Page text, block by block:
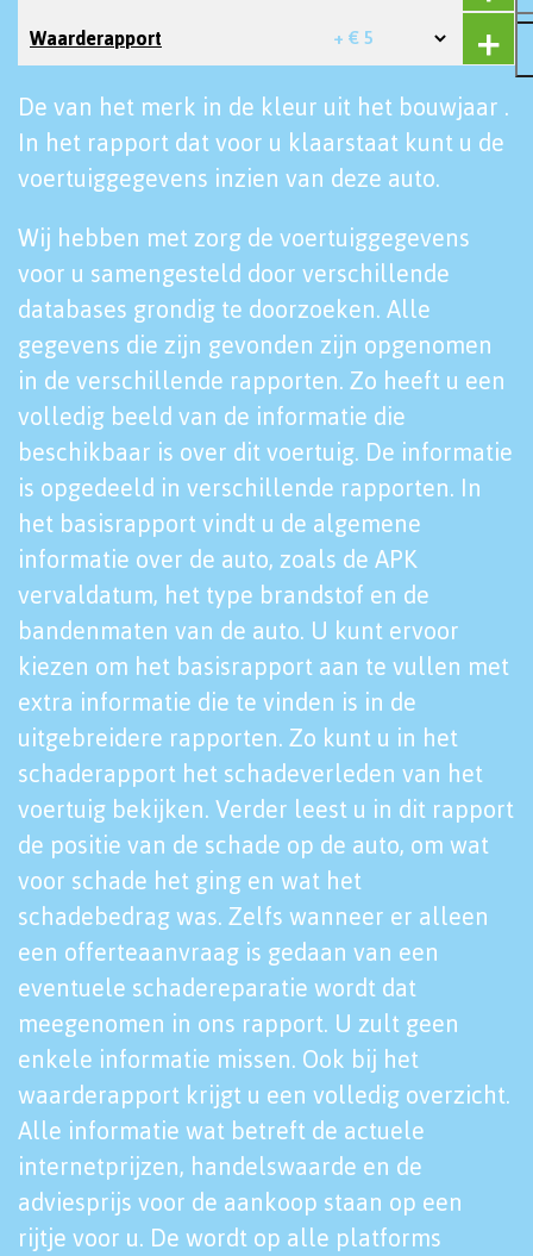
Waarderapport + € 5
De van het merk in de kleur uit het bouwjaar .
In het rapport dat voor u klaarstaat kunt u de
voertuiggegevens inzien van deze auto.
Wij hebben met zorg de voertuiggegevens
voor u samengesteld door verschillende
databases grondig te doorzoeken. Alle
gegevens die zijn gevonden zijn opgenomen
in de verschillende rapporten. Zo heeft u een
volledig beeld van de informatie die
beschikbaar is over dit voertuig. De informatie
is opgedeeld in verschillende rapporten. In
het basisrapport vindt u de algemene
informatie over de auto, zoals de APK
vervaldatum, het type brandstof en de
bandenmaten van de auto. U kunt ervoor
kiezen om het basisrapport aan te vullen met
extra informatie die te vinden is in de
uitgebreidere rapporten. Zo kunt u in het
schaderapport het schadeverleden van het
voertuig bekijken. Verder leest u in dit rapport
de positie van de schade op de auto, om wat
voor schade het ging en wat het
schadebedrag was. Zelfs wanneer er alleen
een offerteaanvraag is gedaan van een
eventuele schadereparatie wordt dat
meegenomen in ons rapport. U zult geen
enkele informatie missen. Ook bij het
waarderapport krijgt u een volledig overzicht.
Alle informatie wat betreft de actuele
internetprijzen, handelswaarde en de
adviesprijs voor de aankoop staan op een
rijtje voor u. De wordt op alle platforms